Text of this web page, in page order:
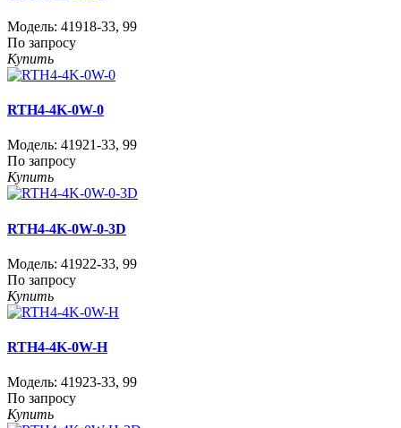
Модель: 41918-33, 99
По запросу
Купить
RTH4-4K-0W-0
Модель: 41921-33, 99
По запросу
Купить
RTH4-4K-0W-0-3D
Модель: 41922-33, 99
По запросу
Купить
RTH4-4K-0W-H
Модель: 41923-33, 99
По запросу
Купить